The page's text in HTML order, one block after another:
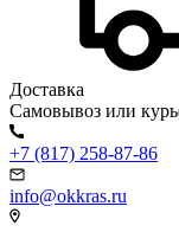
Доставка
Самовывоз или
+7 (817) 258-87-86
info@okkras.ru